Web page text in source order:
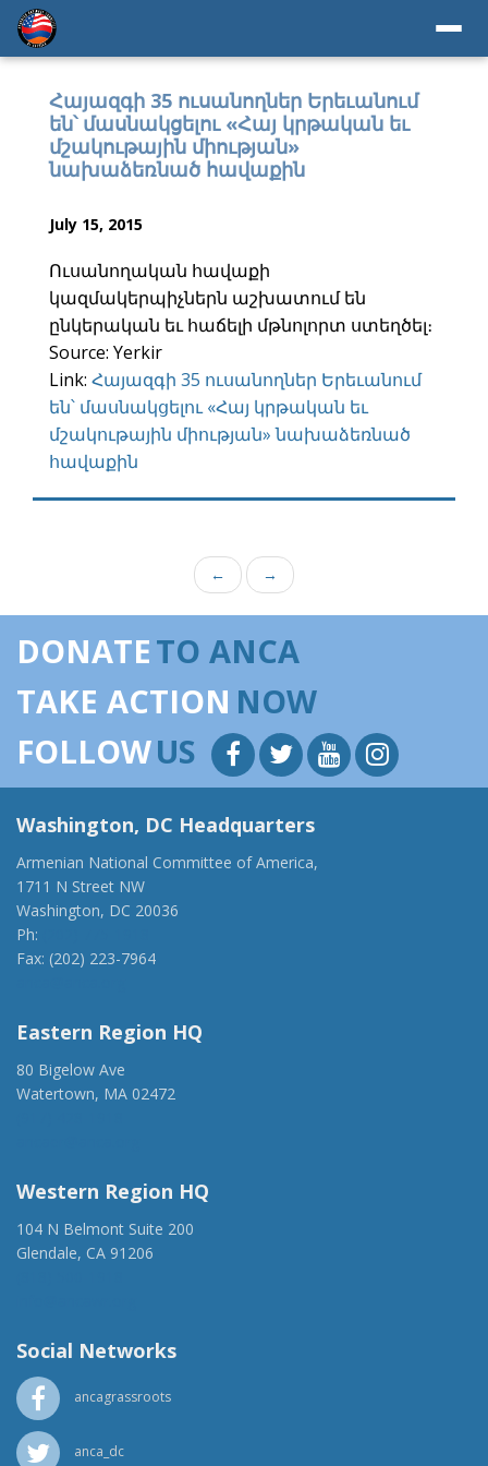
Հայազգի 35 ուսանողներ Երեւանում
են՝ մասնակցելու «Հայ կրթական եւ
մշակութային միության»
նախաձեռնած հավաքին
July 15, 2015
Ուսանողական հավաքի
կազմակերպիչներն աշխատում են
ընկերական եւ հաճելի մթնոլորտ ստեղծել։
Source: Yerkir
Link: Հայազգի 35 ուսանողներ Երեւանում
են՝ մասնակցելու «Հայ կրթական եւ
մշակութային միության» նախաձեռնած
հավաքին
← →
DONATETO ANCA
TAKE ACTION NOW
FOLLOWUS
Washington, DC Headquarters
Armenian National Committee of America,
1711 N Street NW
Washington, DC 20036
Ph:
Fax: (202) 223-7964
Eastern Region HQ
80 Bigelow Ave
Watertown, MA 02472
Western Region HQ
104 N Belmont Suite 200
Glendale, CA 91206
Social Networks
ancagrassroots
anca_dc